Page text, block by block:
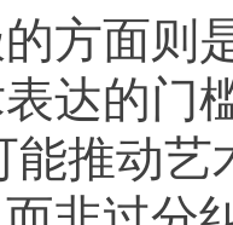
面则是
达的门
能推动